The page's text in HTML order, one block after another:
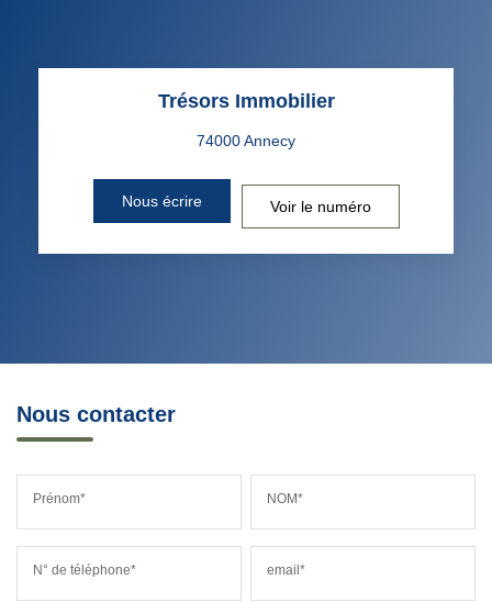
Trésors Immobilier
Nous écrire Voir le numéro
Nous contacter
Prénom* NOM*
N° de téléphone* email*